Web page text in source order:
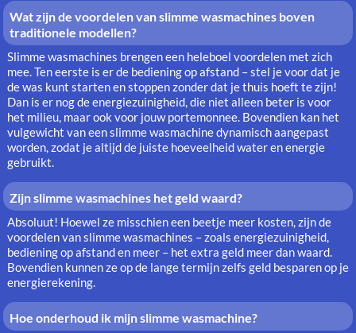
Wat zijn de voordelen van slimme wasmachines boven
traditionele modellen?
Slimme wasmachines brengen een heleboel voordelen met zich
mee. Ten eerste is er de bediening op afstand – stel je voor dat je
de was kunt starten en stoppen zonder dat je thuis hoeft te zijn!
Dan is er nog de energiezuinigheid, die niet alleen beter is voor
het milieu, maar ook voor jouw portemonnee. Bovendien kan het
vulgewicht van een slimme wasmachine dynamisch aangepast
worden, zodat je altijd de juiste hoeveelheid water en energie
gebruikt.
Zijn slimme wasmachines het geld waard?
Absoluut! Hoewel ze misschien een beetje meer kosten, zijn de
voordelen van slimme wasmachines – zoals energiezuinigheid,
bediening op afstand en meer – het extra geld meer dan waard.
Bovendien kunnen ze op de lange termijn zelfs geld besparen op je
energierekening.
Hoe onderhoud ik mijn slimme wasmachine?